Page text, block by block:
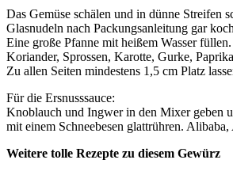
Das Gemüse schälen und in dünne Streifen
Glasnudeln nach Packungsanleitung gar
Eine große Pfanne mit heißem Wasser
Koriander, Sprossen, Karotte, Gurke,
Zu allen Seiten mindestens 1,5 cm Platz
Für die Ersnusssauce:
Knoblauch und Ingwer in den Mixer geben
mit einem Schneebesen glattrühren.
Weitere tolle Rezepte zu diesem Gewürz